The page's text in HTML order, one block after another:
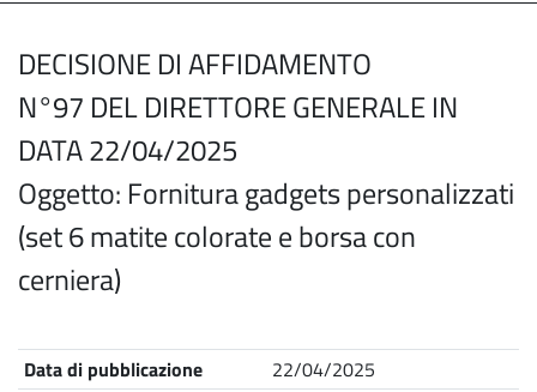
DECISIONE DI AFFIDAMENTO
N°97 DEL DIRETTORE GENERALE IN
DATA 22/04/2025
Oggetto: Fornitura gadgets personalizzati
(set 6 matite colorate e borsa con
cerniera)
Nome Descrizione
Data di pubblicazione
22/04/2025